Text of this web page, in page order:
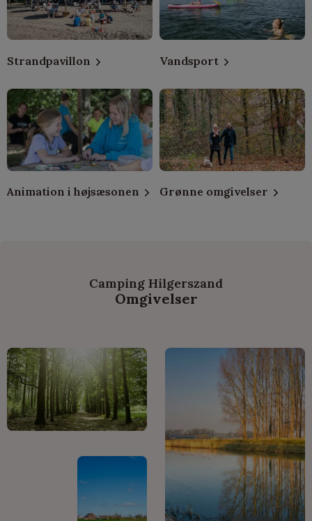
Strandpavillon Vandsport
Animation i højsæsonen Grønne omgivelser
Camping Hilgerszand
Omgivelser